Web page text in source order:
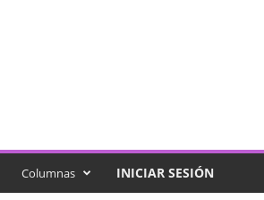
Columnas INICIAR SESIÓN